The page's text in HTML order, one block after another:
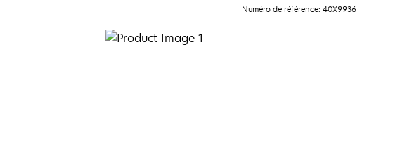
Numéro de référence: 40X9936